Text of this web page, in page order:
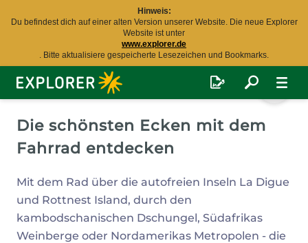
Hinweis:
Du befindest dich auf einer alten Version unserer Website. Die neue Explorer
Website ist unter
www.explorer.de
. Bitte aktualisiere gespeicherte Lesezeichen und Bookmarks.
Explorer
Fernreisen
Die schönsten Ecken mit dem
Fahrrad entdecken
Mit dem Rad über die autofreien Inseln La Digue
und Rottnest Island, durch den
kambodschanischen Dschungel, Südafrikas
Weinberge oder Nordamerikas Metropolen - die